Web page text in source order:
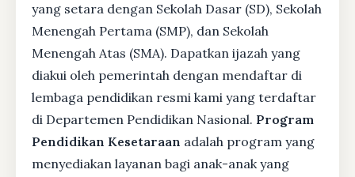
yang setara dengan Sekolah Dasar (SD), Sekolah
Menengah Pertama (SMP), dan Sekolah
Menengah Atas (SMA). Dapatkan ijazah yang
diakui oleh pemerintah dengan mendaftar di
lembaga pendidikan resmi kami yang terdaftar
di Departemen Pendidikan Nasional. Program
Pendidikan Kesetaraan adalah program yang
menyediakan layanan bagi anak-anak yang